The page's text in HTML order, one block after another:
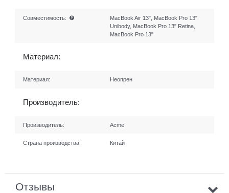
Совместимость:
MacBook Air 13", MacBook Pro 13"
Unibody, MacBook Pro 13" Retina,
MacBook Pro 13"
Материал:
Материал: Неопрен
Производитель:
Производитель: Acme
Страна производства: Китай
Отзывы